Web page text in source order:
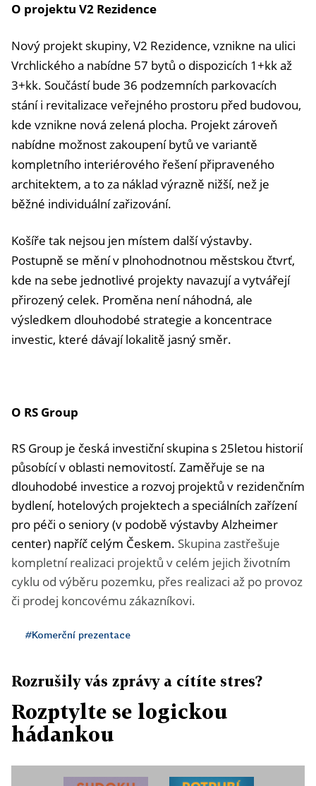
O projektu V2 Rezidence
Nový projekt skupiny, V2 Rezidence, vznikne na ulici
Vrchlického a nabídne 57 bytů o dispozicích 1+kk až
3+kk. Součástí bude 36 podzemních parkovacích
stání i revitalizace veřejného prostoru před budovou,
kde vznikne nová zelená plocha. Projekt zároveň
nabídne možnost zakoupení bytů ve variantě
kompletního interiérového řešení připraveného
architektem, a to za náklad výrazně nižší, než je
běžné individuální zařizování.
Košíře tak nejsou jen místem další výstavby.
Postupně se mění v plnohodnotnou městskou čtvrť,
kde na sebe jednotlivé projekty navazují a vytvářejí
přirozený celek. Proměna není náhodná, ale
výsledkem dlouhodobé strategie a koncentrace
investic, které dávají lokalitě jasný směr.
O RS Group
RS Group je česká investiční skupina s 25letou historií
působící v oblasti nemovitostí. Zaměřuje se na
dlouhodobé investice a rozvoj projektů v rezidenčním
bydlení, hotelových projektech a speciálních zařízení
pro péči o seniory (v podobě výstavby Alzheimer
center) napříč celým Českem. Skupina zastřešuje
kompletní realizaci projektů v celém jejich životním
cyklu od výběru pozemku, přes realizaci až po provoz
či prodej koncovému zákazníkovi.
#Komerční prezentace
Rozrušily vás zprávy a cítíte stres?
Rozptylte se logickou
hádankou